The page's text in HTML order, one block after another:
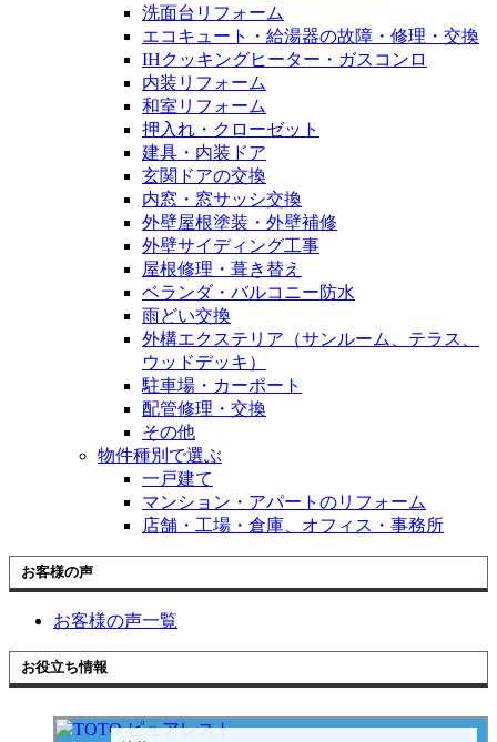
洗面台リフォーム
エコキュート・給湯器の故障・修理・交換
IHクッキングヒーター・ガスコンロ
内装リフォーム
和室リフォーム
押入れ・クローゼット
建具・内装ドア
玄関ドアの交換
内窓・窓サッシ交換
外壁屋根塗装・外壁補修
外壁サイディング工事
屋根修理・葺き替え
ベランダ・バルコニー防水
雨どい交換
外構エクステリア（サンルーム、テラス、
ウッドデッキ）
駐車場・カーポート
配管修理・交換
その他
物件種別で選ぶ
一戸建て
マンション・アパートのリフォーム
店舗・工場・倉庫、オフィス・事務所
お客様の声
お客様の声一覧
お役立ち情報